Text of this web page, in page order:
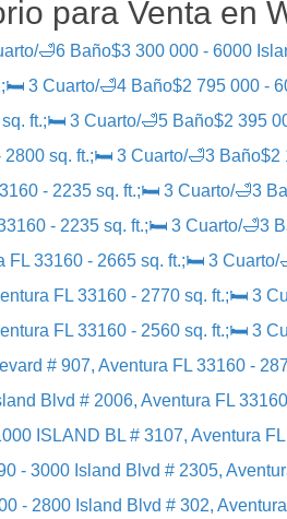
para Venta en
🛁6 Baño$3 300 000 - 6000
3 Cuarto/🛁4 Baño$2 795 000 -
ft.;🛏 3 Cuarto/🛁5 Baño$2 395
2800 sq. ft.;🛏 3 Cuarto/🛁3 Baño$2
- 2235 sq. ft.;🛏 3 Cuarto/🛁3
- 2235 sq. ft.;🛏 3 Cuarto/🛁3
FL 33160 - 2665 sq. ft.;🛏 3 Cuarto/
FL 33160 - 2770 sq. ft.;🛏 3
FL 33160 - 2560 sq. ft.;🛏 3
# 907, Aventura FL 33160 -
Blvd # 2006, Aventura FL
ISLAND BL # 3107, Aventura
- 3000 Island Blvd # 2305,
- 2800 Island Blvd # 302,